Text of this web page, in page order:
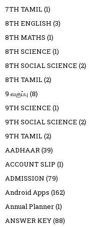
7TH TAMIL(1)
8TH ENGLISH (3)
8TH MATHS (1)
8TH SCIENCE (1)
8TH SOCIAL SCIENCE (2)
8TH TAMIL(2)
9 வகுப்பு (8)
9TH SCIENCE (1)
9TH SOCIAL SCIENCE (2)
9TH TAMIL(2)
AADHAAR(39)
ACCOUNT SLIP (1)
ADMISSION (79)
Android Apps (162)
Annual Planner(1)
ANSWER KEY(88)